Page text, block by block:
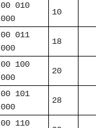
00 010
000
10
00 011
000
18
00 100
000
20
00 101
000
28
00 110